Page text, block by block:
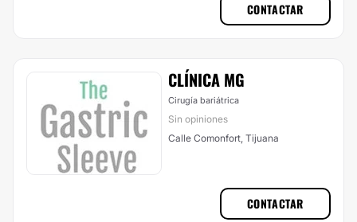
CONTACTAR
CLÍNICA MG
Cirugía bariátrica
Sin opiniones
Calle Comonfort, Tijuana
CONTACTAR